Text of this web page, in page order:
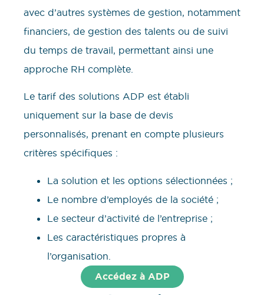
avec d’autres systèmes de gestion, notamment
financiers, de gestion des talents ou de suivi
du temps de travail, permettant ainsi une
approche RH complète.
Le tarif des solutions ADP est établi
uniquement sur la base de devis
personnalisés, prenant en compte plusieurs
critères spécifiques :
La solution et les options sélectionnées ;
Le nombre d’employés de la société ;
Le secteur d’activité de l’entreprise ;
Les caractéristiques propres à
l’organisation.
Accédez à ADP